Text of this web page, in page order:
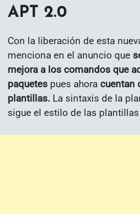
APT 2.0
Con la liberación de esta
menciona en el anuncio que
mejora a los comandos que
paquetes pues ahora cuentan
plantillas. La sintaxis de la
sigue el estilo de las